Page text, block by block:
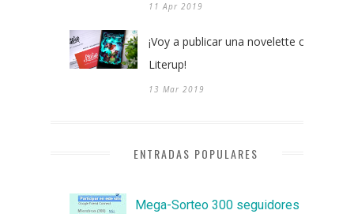
11 Apr 2019
¡Voy a publicar una novelette con
Literup!
13 Mar 2019
ENTRADAS POPULARES
Mega-Sorteo 300 seguidores